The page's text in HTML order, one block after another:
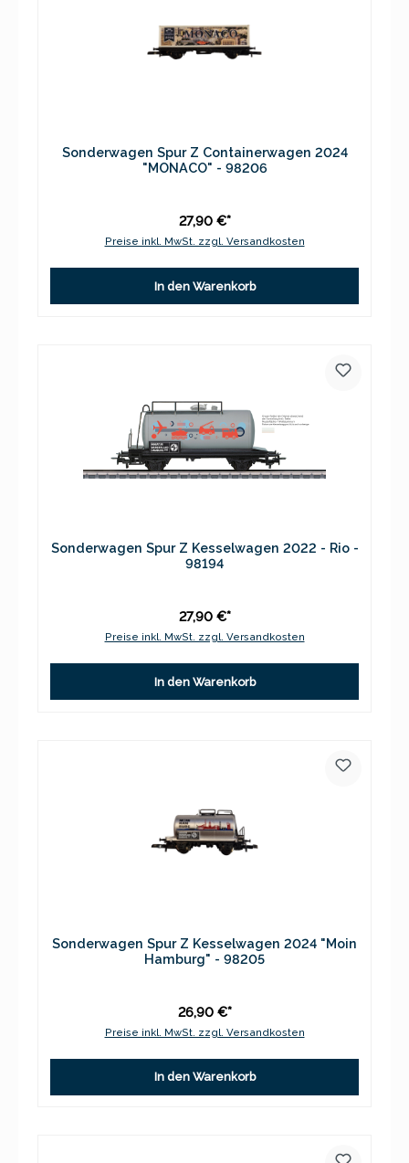
Sonderwagen Spur Z Containerwagen 2024
"MONACO" - 98206
27,90 €*
Preise inkl. MwSt. zzgl. Versandkosten
In den Warenkorb
Sonderwagen Spur Z Kesselwagen 2022 - Rio -
98194
27,90 €*
Preise inkl. MwSt. zzgl. Versandkosten
In den Warenkorb
Sonderwagen Spur Z Kesselwagen 2024 "Moin
Hamburg" - 98205
26,90 €*
Preise inkl. MwSt. zzgl. Versandkosten
In den Warenkorb